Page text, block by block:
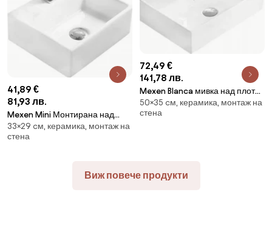
41,89 €
81,93 лв.
Mexen Mini Монтирана над
мивка 33 x 29 см, бяла -
21093300
33×29 cм, керамика, монтаж на
стена
72,49 €
141,78 лв.
Mexen Blanca мивка над плот
50 x 35 см, бяла - 21105000
50×35 cм, керамика, монтаж на
стена
Виж повече продукти